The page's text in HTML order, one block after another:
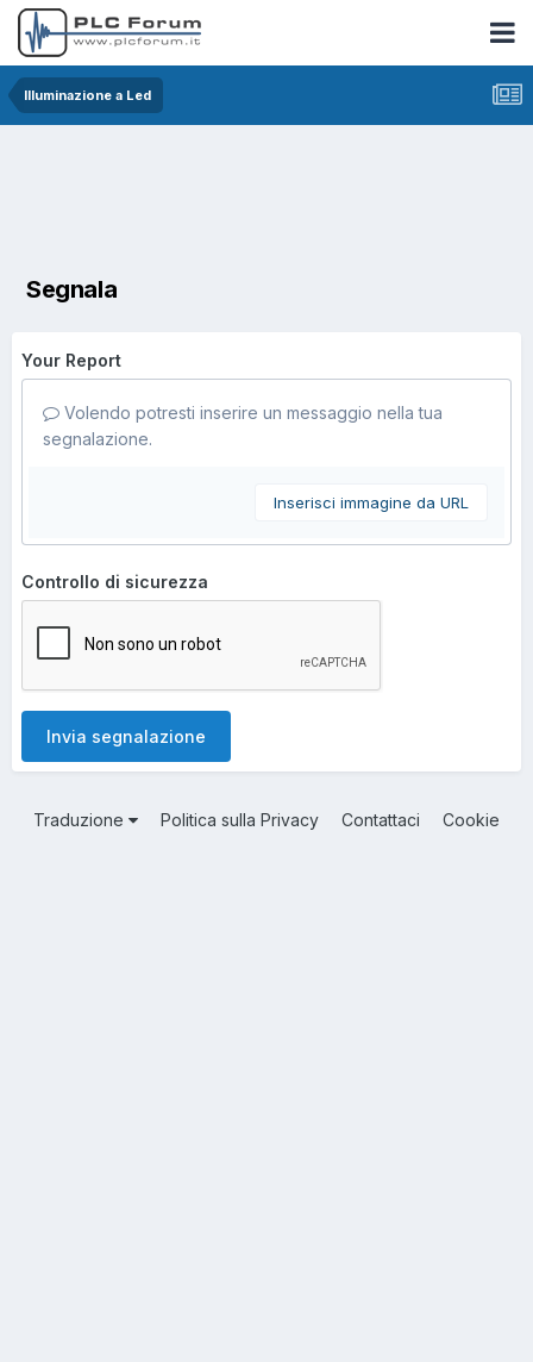
Illuminazione a Led
Segnala
Your Report
Volendo potresti inserire un messaggio nella tua
segnalazione.
Inserisci immagine da URL
Controllo di sicurezza
Invia segnalazione
Traduzione Politica sulla Privacy Contattaci Cookie